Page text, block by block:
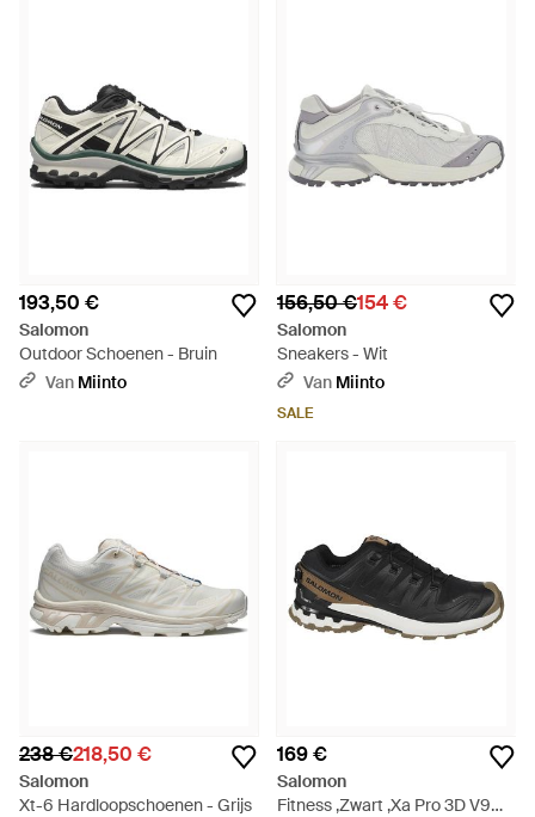
193,50 €
Salomon
Outdoor Schoenen - Bruin
Van Miinto
156,50 €154 €
Salomon
Sneakers - Wit
Van Miinto
SALE
238 €218,50 €
Salomon
Xt-6 Hardloopschoenen - Grijs
169 €
Salomon
Fitness ,Zwart ,Xa Pro 3D V9